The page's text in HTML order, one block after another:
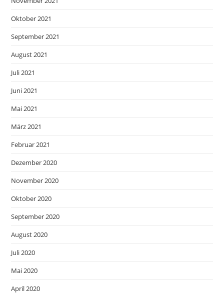
Oktober 2021
September 2021
August 2021
Juli 2021
Juni 2021
Mai 2021
März 2021
Februar 2021
Dezember 2020
November 2020
Oktober 2020
September 2020
August 2020
Juli 2020
Mai 2020
April 2020